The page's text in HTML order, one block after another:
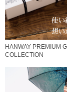
HANWAY PREMIUM
COLLECTION